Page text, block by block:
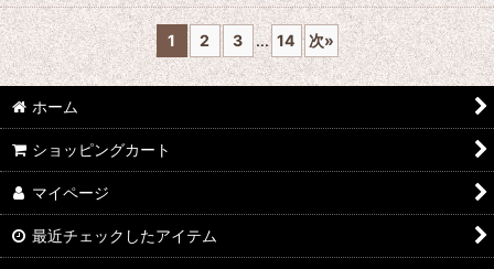
1 2 3 ... 14 次»
ホーム
ショッピングカート
マイページ
最近チェックしたアイテム